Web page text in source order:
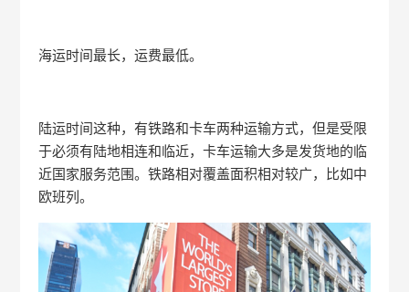
海运时间最长，运费最低。
陆运时间这种，有铁路和卡车两种运输方式，但是受限
于必须有陆地相连和临近，卡车运输大多是发货地的临
近国家服务范围。铁路相对覆盖面积相对较广，比如中
欧班列。